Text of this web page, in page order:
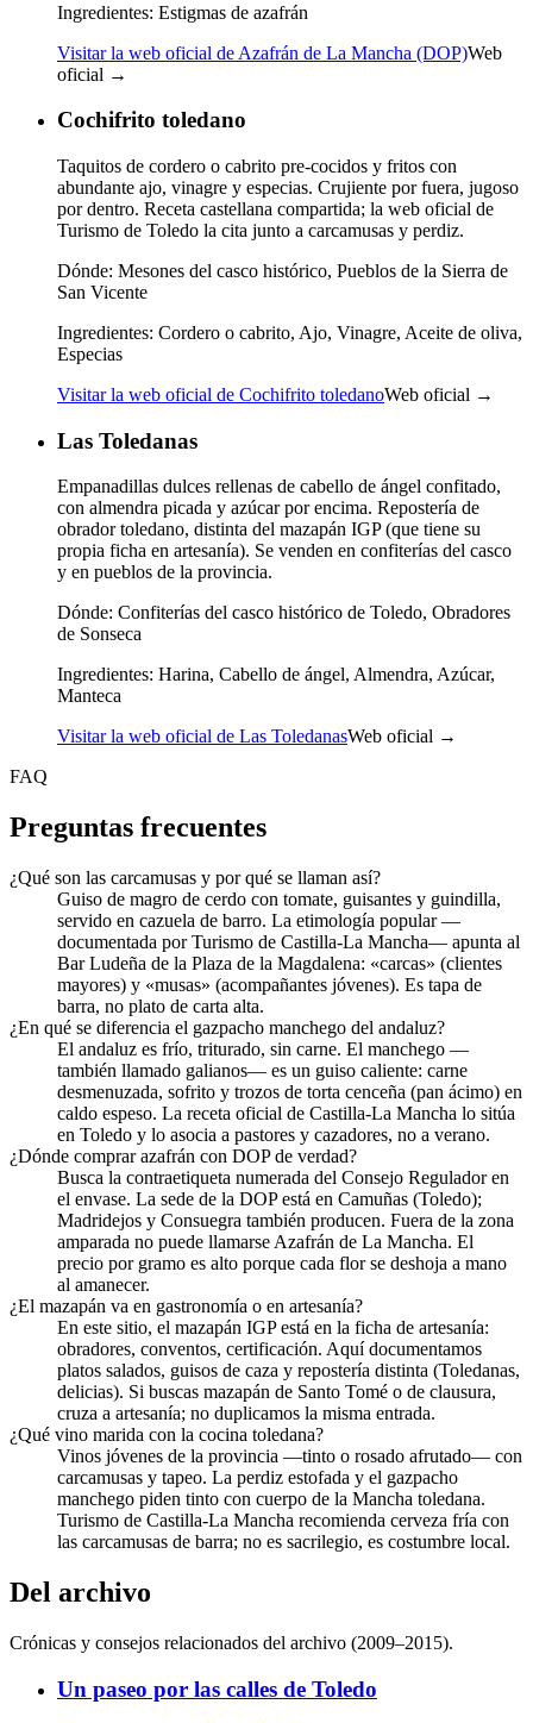
Ingredientes: Estigmas de azafrán
Visitar la web oficial de Azafrán de La Mancha (DOP)Web
oficial →
Cochifrito toledano
Taquitos de cordero o cabrito pre-cocidos y fritos con
abundante ajo, vinagre y especias. Crujiente por fuera, jugoso
por dentro. Receta castellana compartida; la web oficial de
Turismo de Toledo la cita junto a carcamusas y perdiz.
Dónde: Mesones del casco histórico, Pueblos de la Sierra de
San Vicente
Ingredientes: Cordero o cabrito, Ajo, Vinagre, Aceite de oliva,
Especias
Visitar la web oficial de Cochifrito toledanoWeb oficial →
Las Toledanas
Empanadillas dulces rellenas de cabello de ángel confitado,
con almendra picada y azúcar por encima. Repostería de
obrador toledano, distinta del mazapán IGP (que tiene su
propia ficha en artesanía). Se venden en confiterías del casco
y en pueblos de la provincia.
Dónde: Confiterías del casco histórico de Toledo, Obradores
de Sonseca
Ingredientes: Harina, Cabello de ángel, Almendra, Azúcar,
Manteca
Visitar la web oficial de Las ToledanasWeb oficial →
FAQ
Preguntas frecuentes
¿Qué son las carcamusas y por qué se llaman así?
Guiso de magro de cerdo con tomate, guisantes y guindilla,
servido en cazuela de barro. La etimología popular —
documentada por Turismo de Castilla-La Mancha— apunta al
Bar Ludeña de la Plaza de la Magdalena: «carcas» (clientes
mayores) y «musas» (acompañantes jóvenes). Es tapa de
barra, no plato de carta alta.
¿En qué se diferencia el gazpacho manchego del andaluz?
El andaluz es frío, triturado, sin carne. El manchego —
también llamado galianos— es un guiso caliente: carne
desmenuzada, sofrito y trozos de torta cenceña (pan ácimo) en
caldo espeso. La receta oficial de Castilla-La Mancha lo sitúa
en Toledo y lo asocia a pastores y cazadores, no a verano.
¿Dónde comprar azafrán con DOP de verdad?
Busca la contraetiqueta numerada del Consejo Regulador en
el envase. La sede de la DOP está en Camuñas (Toledo);
Madridejos y Consuegra también producen. Fuera de la zona
amparada no puede llamarse Azafrán de La Mancha. El
precio por gramo es alto porque cada flor se deshoja a mano
al amanecer.
¿El mazapán va en gastronomía o en artesanía?
En este sitio, el mazapán IGP está en la ficha de artesanía:
obradores, conventos, certificación. Aquí documentamos
platos salados, guisos de caza y repostería distinta (Toledanas,
delicias). Si buscas mazapán de Santo Tomé o de clausura,
cruza a artesanía; no duplicamos la misma entrada.
¿Qué vino marida con la cocina toledana?
Vinos jóvenes de la provincia —tinto o rosado afrutado— con
carcamusas y tapeo. La perdiz estofada y el gazpacho
manchego piden tinto con cuerpo de la Mancha toledana.
Turismo de Castilla-La Mancha recomienda cerveza fría con
las carcamusas de barra; no es sacrilegio, es costumbre local.
Del archivo
Crónicas y consejos relacionados del archivo (2009–2015).
Un paseo por las calles de Toledo